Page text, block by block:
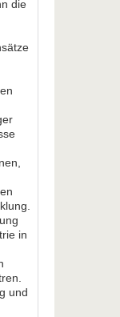
die
in
und